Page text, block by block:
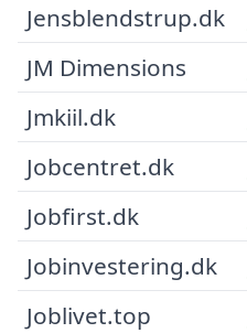
Jensblendstrup.dk
JM Dimensions
Jmkiil.dk
Jobcentret.dk
Jobfirst.dk
Jobinvestering.dk
Joblivet.top